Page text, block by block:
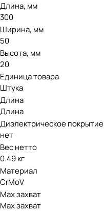
Длина, мм
300
Ширина, мм
50
Высота, мм
20
Единица товара
Штука
Длина
Длина
Диэлектрическое покрытие
нет
Вес нетто
0.49 кг
Материал
CrMoV
Мах захват
Мах захват